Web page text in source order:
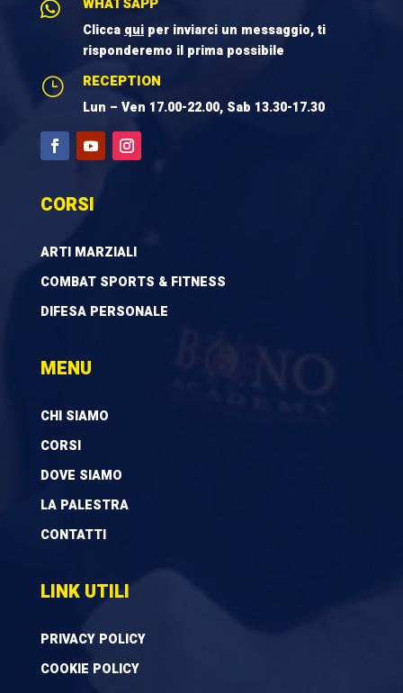

Clicca quiper inviarci un messaggio, ti
risponderemo il prima possibile
} RECEPTION
Lun – Ven 17.00-22.00, Sab 13.30-17.30
CORSI
ARTI MARZIALI
COMBAT SPORTS & FITNESS
DIFESA PERSONALE
MENU
CHI SIAMO
CORSI
DOVE SIAMO
LA PALESTRA
CONTATTI
LINK UTILI
PRIVACY POLICY
COOKIE POLICY